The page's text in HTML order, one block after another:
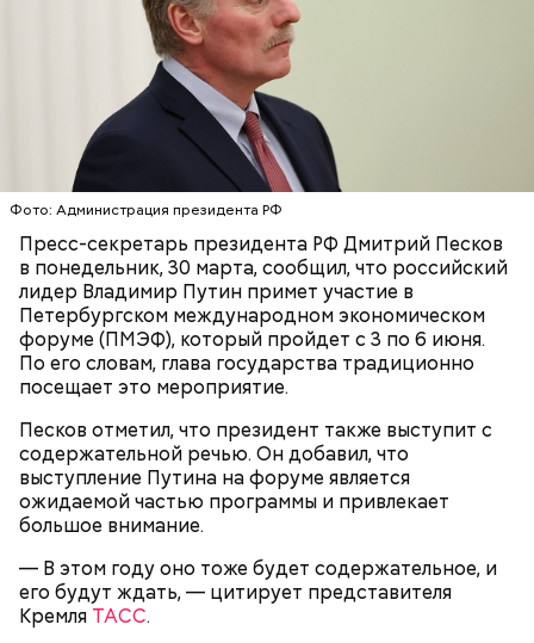
Фото: Администрация президента РФ
Пресс-секретарь президента РФ Дмитрий Песков
в понедельник, 30 марта, сообщил, что российский
лидер Владимир Путин примет участие в
Петербургском международном экономическом
форуме (ПМЭФ), который пройдет с 3 по 6 июня.
По его словам, глава государства традиционно
посещает это мероприятие.
Песков отметил, что президент также выступит с
содержательной речью. Он добавил, что
выступление Путина на форуме является
ожидаемой частью программы и привлекает
большое внимание.
— В этом году оно тоже будет содержательное, и
его будут ждать, — цитирует представителя
Кремля ТАСС.
Оливковое масло — 50 мл.
Яблочный уксус — 2 ст. ложки.
Тархун — 1 веточка.
Чеснок — 2 зубчика.
Сахар — 1 ст. ложка.
Нужно в течение 10 минут обжарить
перцы на мангале с раскаленными углями. Красный
лук нарезать кольцами и подпечь с двух сторон.
Кабачок и баклажан нарезать крупными кольцами,
приправить солью и выложить на мангал к перцам.
Способ приготовления
Сливочное масло необходимо немного
растопить и взбить с сахаром, туда же
добавить ванильный сахар и соль. Все эти
ингредиенты нужно взбивать миксером
примерно три минуты, пока масло не
побелеет.
Далее по одному следует добавлять в готовую
массу яйца, после чего нужно получившееся
тесто вновь взбить.
Если технология соблюдается правильно, то
должен получиться воздушный кремовый
сгусток цвета слоновой кости.
Затем в тесто нужно включить цедру
апельсина и, помешивая массу, вливать в нее
цитрусовый сок.
В отдельной посуде нужно смешать муку с
разрыхлителем, а потом эти компоненты
следует объединить с ранее полученной
масляной основой.
этих ингредиентов, необходимо добавлять
изюм, цукаты, которые вы пожелаете, и снова
взбить. Но не миксером, а ложкой или
Тесто сразу можно выпекать, ему не нужна
расстойка, предупредил шеф-повар: